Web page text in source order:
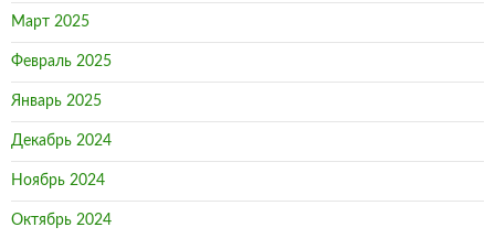
Март 2025
Февраль 2025
Январь 2025
Декабрь 2024
Ноябрь 2024
Октябрь 2024